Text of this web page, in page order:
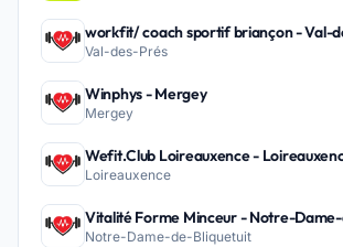
workfit/ coach sportif briançon - Val-
Val-des-Prés
Winphys - Mergey
Mergey
Wefit.Club Loireauxence -
Loireauxence
Vitalité Forme Minceur - Notre-
Notre-Dame-de-Bliquetuit